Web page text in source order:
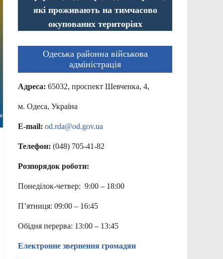
які проживають на тимчасово
окупованих територіях
Одеська районна військова
адміністрація
Адреса: 65032, проспект Шевченка, 4,
м. Одеса, Україна
E-mail: od.rda@od.gov.ua
Телефон: (048) 705-41-82
Розпорядок роботи:
Понеділок-четвер: 9:00 – 18:00
П’ятниця: 09:00 – 16:45
Обідня перерва: 13:00 – 13:45
Електронне звернення громадян